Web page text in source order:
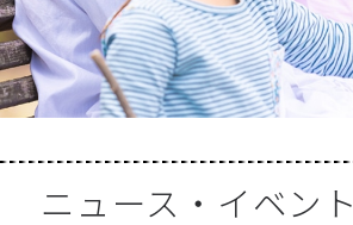
ニュース・イベント